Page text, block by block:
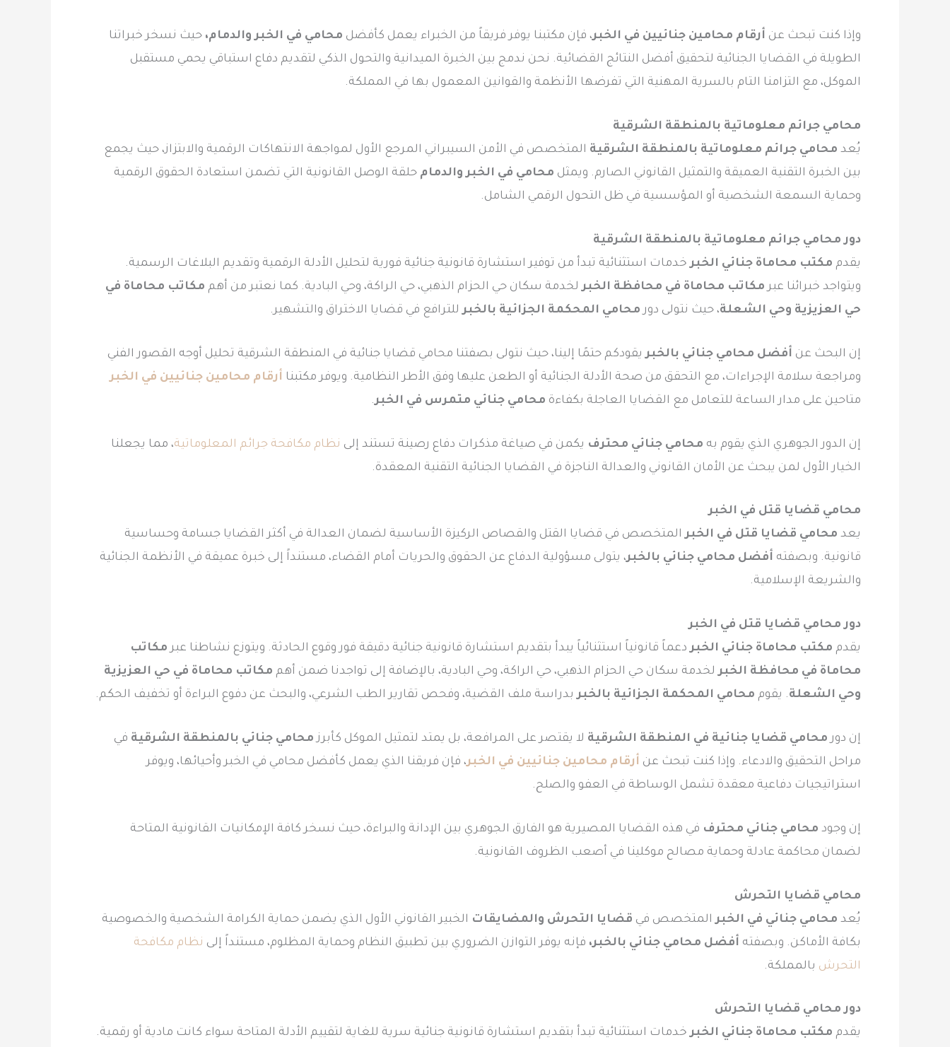
وإذا كنت تبحث عن أرقام محامين جنائيين في الخبر، فإن مكتبنا يوفر فريقاً من الخبراء يعمل كأفضل محامي في الخبر والدمام، حيث نسخر خبراتنا
الطويلة في القضايا الجنائية لتحقيق أفضل النتائج القضائية. نحن ندمج بين الخبرة الميدانية والتحول الذكي لتقديم دفاع استباقي يحمي مستقبل
الموكل، مع التزامنا التام بالسرية المهنية التي تفرضها الأنظمة والقوانين المعمول بها في المملكة.
محامي جرائم معلوماتية بالمنطقة الشرقية
يُعد محامي جرائم معلوماتية بالمنطقة الشرقية المتخصص في الأمن السيبراني المرجع الأول لمواجهة الانتهاكات الرقمية والابتزاز، حيث يجمع
بين الخبرة التقنية العميقة والتمثيل القانوني الصارم. ويمثل محامي في الخبر والدمام حلقة الوصل القانونية التي تضمن استعادة الحقوق الرقمية
وحماية السمعة الشخصية أو المؤسسية في ظل التحول الرقمي الشامل.
دور محامي جرائم معلوماتية بالمنطقة الشرقية
يقدم مكتب محاماة جنائي الخبر خدمات استثنائية تبدأ من توفير استشارة قانونية جنائية فورية لتحليل الأدلة الرقمية وتقديم البلاغات الرسمية.
ويتواجد خبرائنا عبر مكاتب محاماة في محافظة الخبر لخدمة سكان حي الحزام الذهبي، حي الراكة، وحي البادية. كما نعتبر من أهم مكاتب محاماة في
حي العزيزية وحي الشعلة، حيث نتولى دورمحامي المحكمة الجزائية بالخبرللترافع في قضايا الاختراق والتشهير.
إن البحث عن أفضل محامي جنائي بالخبر يقودكم حتمًا إلينا، حيث نتولى بصفتنا محامي قضايا جنائية في المنطقة الشرقية تحليل أوجه القصور الفني
ومراجعة سلامة الإجراءات، مع التحقق من صحة الأدلة الجنائية أو الطعن عليها وفق الأطر النظامية. ويوفر مكتبنا أرقام محامين جنائيين في الخبر
متاحين على مدار الساعة للتعامل مع القضايا العاجلة بكفاءة محامي جنائي متمرس في الخبر.
إن الدور الجوهري الذي يقوم به محامي جنائي محترف يكمن في صياغة مذكرات دفاع رصينة تستند إلى نظام مكافحة جرائم المعلوماتية، مما يجعلنا
الخيار الأول لمن يبحث عن الأمان القانوني والعدالة الناجزة في القضايا الجنائية التقنية المعقدة.
محامي قضايا قتل في الخبر
يعد محامي قضايا قتل في الخبرالمتخصص في قضايا القتل والقصاص الركيزة الأساسية لضمان العدالة في أكثر القضايا جسامة وحساسية
قانونية. وبصفته أفضل محامي جنائي بالخبر، يتولى مسؤولية الدفاع عن الحقوق والحريات أمام القضاء، مستنداً إلى خبرة عميقة في الأنظمة الجنائية
والشريعة الإسلامية.
دور محامي قضايا قتل في الخبر
يقدم مكتب محاماة جنائي الخبردعماً قانونياً استثنائياً يبدأ بتقديم استشارة قانونية جنائية دقيقة فور وقوع الحادثة. ويتوزع نشاطنا عبر مكاتب
محاماة في محافظة الخبر لخدمة سكان حي الحزام الذهبي، حي الراكة، وحي البادية، بالإضافة إلى تواجدنا ضمن أهم مكاتب محاماة في حي العزيزية
وحي الشعلة. يقوم محامي المحكمة الجزائية بالخبربدراسة ملف القضية، وفحص تقارير الطب الشرعي، والبحث عن دفوع البراءة أو تخفيف الحكم.
إن دورمحامي قضايا جنائية في المنطقة الشرقية لا يقتصر على المرافعة، بل يمتد لتمثيل الموكل كأبرزمحامي جنائي بالمنطقة الشرقية في
مراحل التحقيق والادعاء. وإذا كنت تبحث عن أرقام محامين جنائيين في الخبر، فإن فريقنا الذي يعمل كأفضل محامي في الخبر وأحيائها، ويوفر
استراتيجيات دفاعية معقدة تشمل الوساطة في العفو والصلح.
إن وجود محامي جنائي محترف في هذه القضايا المصيرية هو الفارق الجوهري بين الإدانة والبراءة، حيث نسخر كافة الإمكانيات القانونية المتاحة
لضمان محاكمة عادلة وحماية مصالح موكلينا في أصعب الظروف القانونية.
محامي قضايا التحرش
يُعد محامي جنائي في الخبرالمتخصص في قضايا التحرش والمضايقات الخبير القانوني الأول الذي يضمن حماية الكرامة الشخصية والخصوصية
بكافة الأماكن. وبصفته أفضل محامي جنائي بالخبر، فإنه يوفر التوازن الضروري بين تطبيق النظام وحماية المظلوم، مستنداً إلى نظام مكافحة
التحرش بالمملكة.
دور محامي قضايا التحرش
يقدم مكتب محاماة جنائي الخبر خدمات استثنائية تبدأ بتقديم استشارة قانونية جنائية سرية للغاية لتقييم الأدلة المتاحة سواء كانت مادية أو رقمية.